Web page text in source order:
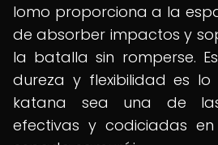
lomo proporciona a la
de absorber impactos y
la batalla sin romperse.
dureza y flexibilidad es
katana sea una de
efectivas y codiciadas